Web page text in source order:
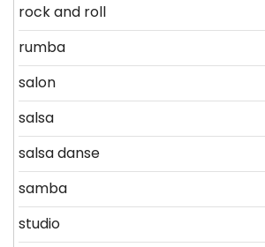
rock and roll
rumba
salon
salsa
salsa danse
samba
studio